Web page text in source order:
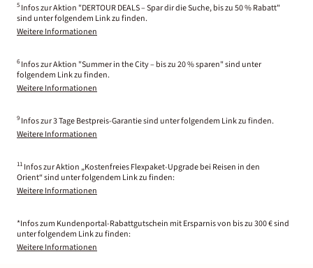
5 Infos zur Aktion "DERTOUR DEALS – Spar dir die Suche, bis zu 50 % Rabatt"
sind unter folgendem Link zu finden.
Weitere Informationen
6 Infos zur Aktion "Summer in the City – bis zu 20 % sparen" sind unter
folgendem Link zu finden.
Weitere Informationen
9 Infos zur 3 Tage Bestpreis-Garantie sind unter folgendem Link zu finden.
Weitere Informationen
11 Infos zur Aktion „Kostenfreies Flexpaket-Upgrade bei Reisen in den
Orient“ sind unter folgendem Link zu finden:
Weitere Informationen
*Infos zum Kundenportal-Rabattgutschein mit Ersparnis von bis zu 300 € sind
unter folgendem Link zu finden:
Weitere Informationen